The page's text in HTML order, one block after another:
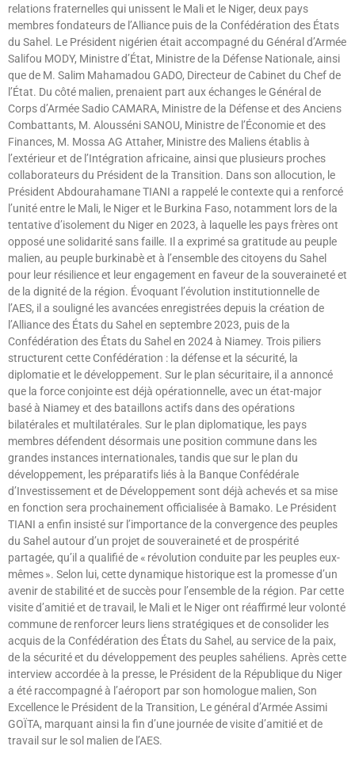
relations fraternelles qui unissent le Mali et le Niger, deux pays
membres fondateurs de l’Alliance puis de la Confédération des États
du Sahel. Le Président nigérien était accompagné du Général d’Armée
Salifou MODY, Ministre d’État, Ministre de la Défense Nationale, ainsi
que de M. Salim Mahamadou GADO, Directeur de Cabinet du Chef de
l’État. Du côté malien, prenaient part aux échanges le Général de
Corps d’Armée Sadio CAMARA, Ministre de la Défense et des Anciens
Combattants, M. Alousséni SANOU, Ministre de l’Économie et des
Finances, M. Mossa AG Attaher, Ministre des Maliens établis à
l’extérieur et de l’Intégration africaine, ainsi que plusieurs proches
collaborateurs du Président de la Transition. Dans son allocution, le
Président Abdourahamane TIANI a rappelé le contexte qui a renforcé
l’unité entre le Mali, le Niger et le Burkina Faso, notamment lors de la
tentative d’isolement du Niger en 2023, à laquelle les pays frères ont
opposé une solidarité sans faille. Il a exprimé sa gratitude au peuple
malien, au peuple burkinabè et à l’ensemble des citoyens du Sahel
pour leur résilience et leur engagement en faveur de la souveraineté et
de la dignité de la région. Évoquant l’évolution institutionnelle de
l’AES, il a souligné les avancées enregistrées depuis la création de
l’Alliance des États du Sahel en septembre 2023, puis de la
Confédération des États du Sahel en 2024 à Niamey. Trois piliers
structurent cette Confédération : la défense et la sécurité, la
diplomatie et le développement. Sur le plan sécuritaire, il a annoncé
que la force conjointe est déjà opérationnelle, avec un état-major
basé à Niamey et des bataillons actifs dans des opérations
bilatérales et multilatérales. Sur le plan diplomatique, les pays
membres défendent désormais une position commune dans les
grandes instances internationales, tandis que sur le plan du
développement, les préparatifs liés à la Banque Confédérale
d’Investissement et de Développement sont déjà achevés et sa mise
en fonction sera prochainement officialisée à Bamako. Le Président
TIANI a enfin insisté sur l’importance de la convergence des peuples
du Sahel autour d’un projet de souveraineté et de prospérité
partagée, qu’il a qualifié de « révolution conduite par les peuples eux-
mêmes ». Selon lui, cette dynamique historique est la promesse d’un
avenir de stabilité et de succès pour l’ensemble de la région. Par cette
visite d’amitié et de travail, le Mali et le Niger ont réaffirmé leur volonté
commune de renforcer leurs liens stratégiques et de consolider les
acquis de la Confédération des États du Sahel, au service de la paix,
de la sécurité et du développement des peuples sahéliens. Après cette
interview accordée à la presse, le Président de la République du Niger
a été raccompagné à l’aéroport par son homologue malien, Son
Excellence le Président de la Transition, Le général d’Armée Assimi
GOÏTA, marquant ainsi la fin d’une journée de visite d’amitié et de
travail sur le sol malien de l’AES.